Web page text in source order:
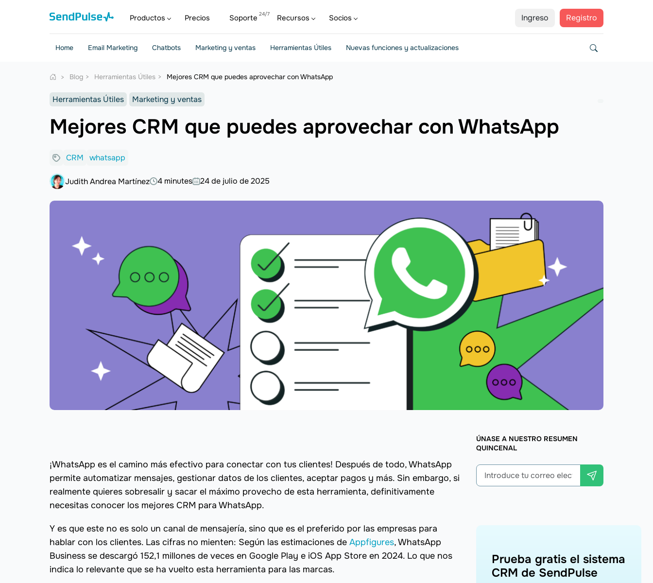
Ingreso Registro
Productos Precios Soporte Recursos Socios
Home Email Marketing Chatbots Marketing y ventas Herramientas Útiles Nuevas funciones y actualizaciones
Blog Herramientas Útiles Mejores CRM que puedes aprovechar con WhatsApp
Herramientas Útiles Marketing y ventas
Mejores CRM que puedes aprovechar con WhatsApp
CRM whatsapp
Judith Andrea Martínez 4 minutes 24 de julio de 2025
¡WhatsApp es el camino más efectivo para conectar con tus clientes! Después de todo, WhatsApp
permite automatizar mensajes, gestionar datos de los clientes, aceptar pagos y más. Sin embargo, si
realmente quieres sobresalir y sacar el máximo provecho de esta herramienta, definitivamente
necesitas conocer los mejores CRM para WhatsApp.
Y es que este no es solo un canal de mensajería, sino que es el preferido por las empresas para
hablar con los clientes. Las cifras no mienten: Según las estimaciones de Appfigures, WhatsApp
Business se descargó 152,1 millones de veces en Google Play e iOS App Store en 2024. Lo que nos
indica lo relevante que se ha vuelto esta herramienta para las marcas.
ÚNASE A NUESTRO RESUMEN
QUINCENAL
Prueba gratis el sistema
CRM de SendPulse